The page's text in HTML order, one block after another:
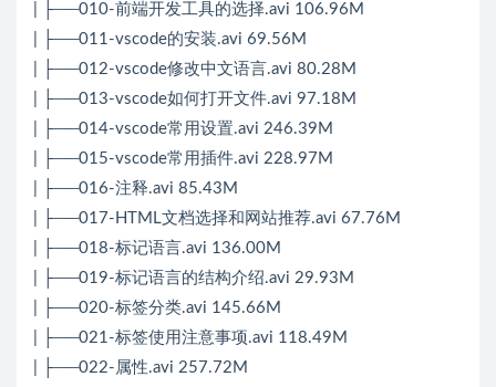
| ├──010-前端开发工具的选择.avi 106.96M
| ├──011-vscode的安装.avi 69.56M
| ├──012-vscode修改中文语言.avi 80.28M
| ├──013-vscode如何打开文件.avi 97.18M
| ├──014-vscode常用设置.avi 246.39M
| ├──015-vscode常用插件.avi 228.97M
| ├──016-注释.avi 85.43M
| ├──017-HTML文档选择和网站推荐.avi 67.76M
| ├──018-标记语言.avi 136.00M
| ├──019-标记语言的结构介绍.avi 29.93M
| ├──020-标签分类.avi 145.66M
| ├──021-标签使用注意事项.avi 118.49M
| ├──022-属性.avi 257.72M